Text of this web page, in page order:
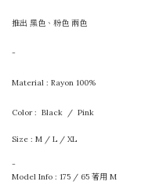
推出 黑色、粉色 兩色
-
Material : Rayon 100%
Color : Black / Pink
Size : M / L / XL
-
Model Info : 175 / 65 著用 M